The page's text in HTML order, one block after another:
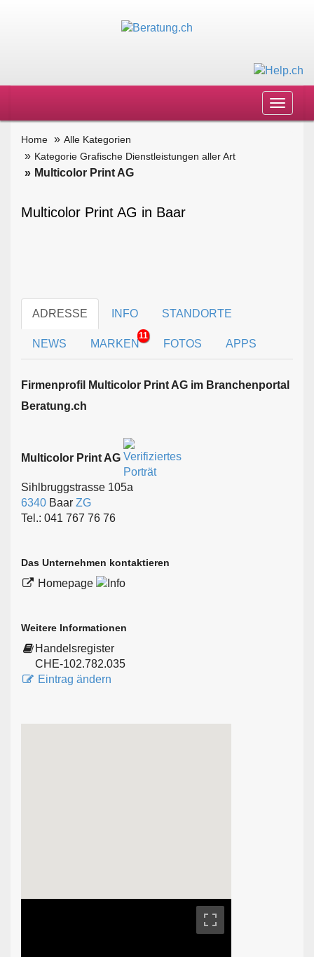
Toggle
Home
Alle Kategorien
Kategorie Grafische Dienstleistungen aller Art
Multicolor Print AG
Multicolor Print AG in Baar
ADRESSE INFO STANDORTE
NEWS MARKEN
11
FOTOS APPS
Firmen­profil Multicolor Print AG im Branchen­portal
Beratung.ch
Multicolor Print AG
Sihlbruggstrasse 105a
6340 Baar ZG
Tel.: 041 767 76 76
Das Unternehmen kontaktieren
Homepage
Weitere Informationen
Handelsregister
CHE-102.782.035
Eintrag ändern